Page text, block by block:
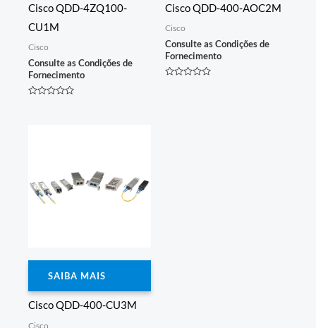
Cisco QDD-4ZQ100-
CU1M
Cisco
Consulte as Condições de
Fornecimento
Cisco QDD-400-AOC2M
Cisco
Consulte as Condições de
Fornecimento
SAIBA MAIS
Cisco QDD-400-CU3M
Cisco